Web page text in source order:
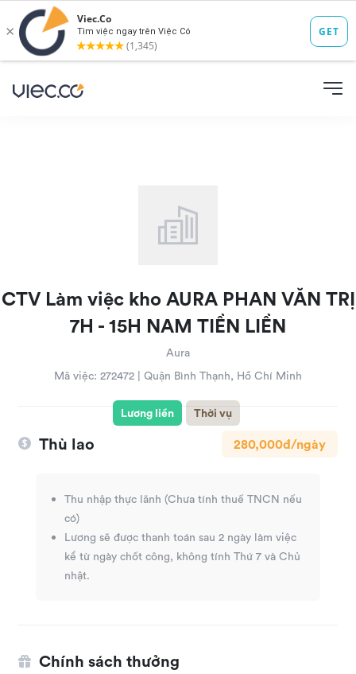
CTV Làm việc kho AURA PHAN VĂN TRỊ
7H - 15H NAM TIỀN LIỀN
Aura
Mã việc: 272472 | Quận Bình Thạnh, Hồ Chí Minh
Lương liền Thời vụ
Thù lao 280,000đ/ngày
Thu nhập thực lãnh (Chưa tính thuế TNCN nếu
có)
Lương sẽ được thanh toán sau 2 ngày làm việc
kể từ ngày chốt công, không tính Thứ 7 và Chủ
nhật.
Chính sách thưởng